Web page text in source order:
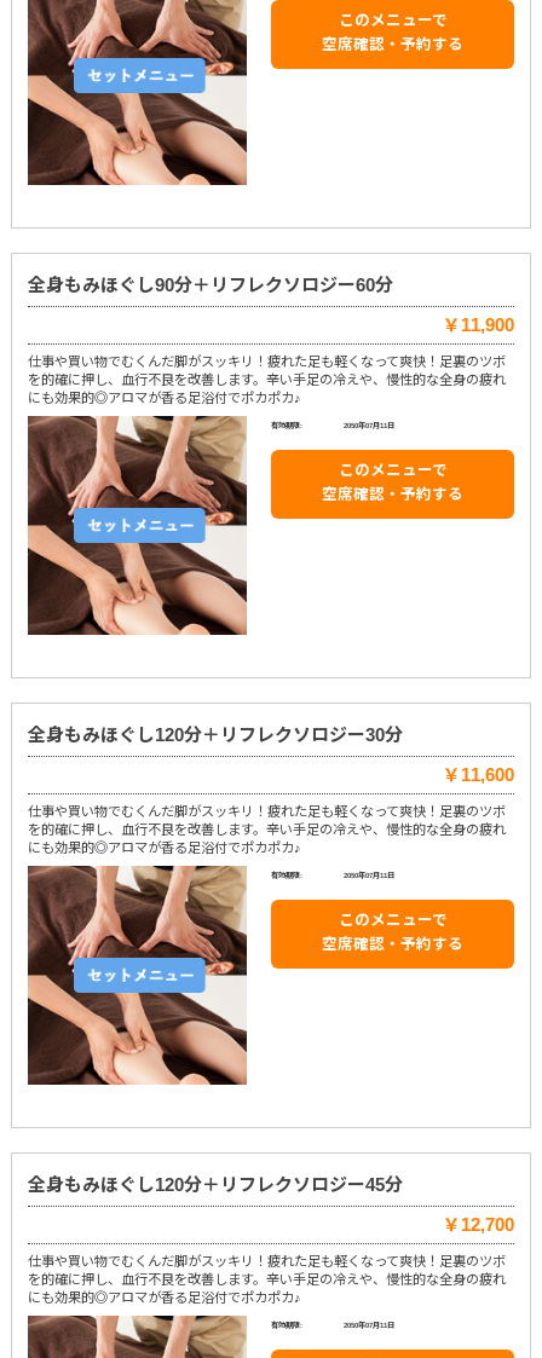
このメニューで
空席確認・予約する
全身もみほぐし90分＋リフレクソロジー60分
￥11,900
仕事や買い物でむくんだ脚がスッキリ！疲れた足も軽くなって爽快！足裏のツボ
を的確に押し、血行不良を改善します。辛い手足の冷えや、慢性的な全身の疲れ
にも効果的◎アロマが香る足浴付でポカポカ♪
有効期限: 2050年07月11日
このメニューで
空席確認・予約する
全身もみほぐし120分＋リフレクソロジー30分
￥11,600
仕事や買い物でむくんだ脚がスッキリ！疲れた足も軽くなって爽快！足裏のツボ
を的確に押し、血行不良を改善します。辛い手足の冷えや、慢性的な全身の疲れ
にも効果的◎アロマが香る足浴付でポカポカ♪
有効期限: 2050年07月11日
このメニューで
空席確認・予約する
全身もみほぐし120分＋リフレクソロジー45分
￥12,700
仕事や買い物でむくんだ脚がスッキリ！疲れた足も軽くなって爽快！足裏のツボ
を的確に押し、血行不良を改善します。辛い手足の冷えや、慢性的な全身の疲れ
にも効果的◎アロマが香る足浴付でポカポカ♪
有効期限: 2050年07月11日